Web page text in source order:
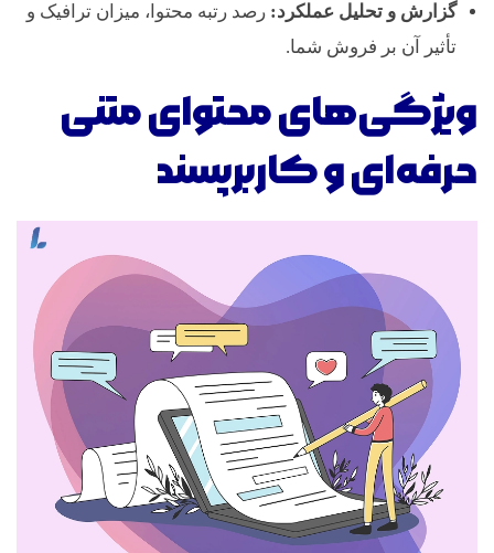
گزارش و تحلیل عملکرد: رصد رتبه محتوا، میزان ترافیک و
تأثیر آن بر فروش شما.
ویژگی‌های محتوای متنی
حرفه‌ای و کاربرپسند